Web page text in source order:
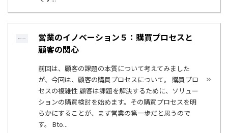
営業のイノベーション５：購買プロセスと
顧客の関心
前回は、顧客の課題の本質について考えてみました
が、今回は、顧客の購買プロセスについて。 購買プロ
セスの複雑性 顧客は課題を解決するために、ソリュー
ションの購買検討を始めます。その購買プロセスを明
らかにすることが、まず営業の第一歩だと思うので
す。 Bto...